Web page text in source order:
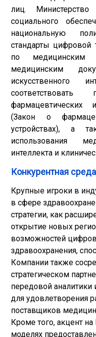
лиц.
социального
национальную
стандарты цифровой
по медицинским
медицинским
искусственного
фармацевтических
(Закон о
устройствах), а
использования
интеллекта и
Конкурентная среда
Крупные игроки в
в сфере
стратегии, как
открытие новых
возможностей
здравоохранения,
Компании также
стратегическом
передовой
для удовлетворения
поставщиков
Кроме того, акцент
моделях